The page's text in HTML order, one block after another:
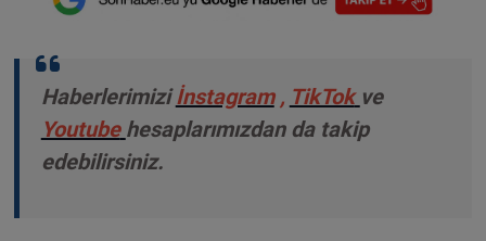
Haberlerimiziİnstagram , TikTok ve
Youtube hesaplarımızdan da takip
edebilirsiniz.